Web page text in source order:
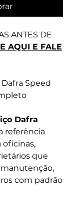
ANTES DE
AQUI E FALE
Speed
Dafra
referência
oficinas,
que
com padrão